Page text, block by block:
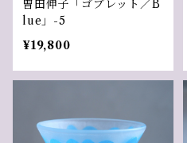
曽田伸子「ゴブレット／B
lue」-5
¥19,800